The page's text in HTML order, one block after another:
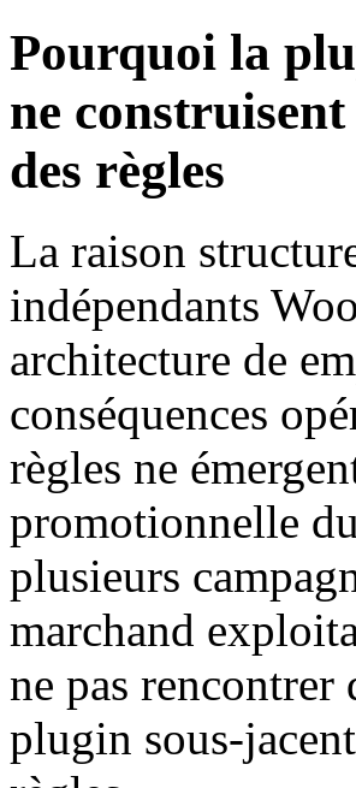
Pourquoi la
ne
des règles
La raison
indépendants
architecture de
conséquences
règles ne
promotionnelle
plusieurs
marchand
ne pas
plugin sous-